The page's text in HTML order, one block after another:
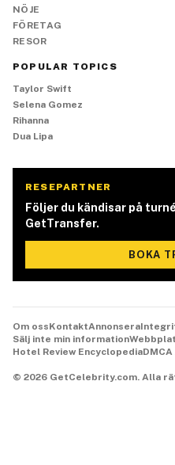
NÖJE
FÖRETAG
RESOR
POPULAR TOPICS
Taylor Swift
Selena Gomez
Rihanna
Dua Lipa
RESEPARTNER
Följer du kändisar på
GetTransfer.
BOKA
Om ossKontaktAnnonsera
Sälj inte min information
Hotel Review Encyclopedia
© 2026 GetCelebrity.com. Alla